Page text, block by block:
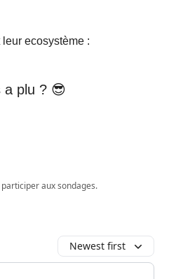
ecosystème :
a plu ? 😎
aux sondages.
Newest first